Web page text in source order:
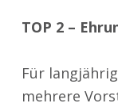
TOP 2 –
Für
mehrere